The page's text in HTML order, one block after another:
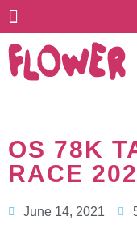
OS 78K
RACE
June 14, 2021